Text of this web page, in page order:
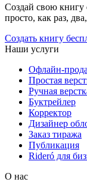
Создай свою книгу
просто, как раз,
Создать книгу
Наши услуги
Офлайн-
Простая
Ручная
Буктрейлер
Корректор
Дизайнер
Заказ тиража
Публикация
Rideró для
О нас